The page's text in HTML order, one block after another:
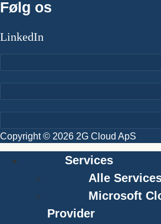
Følg os
LinkedIn
Copyright © 2026 2G Cloud ApS
Services
Alle
Microsoft
Provider